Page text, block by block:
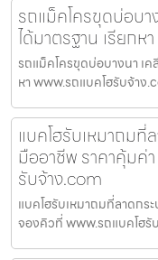
รถแม็คโครขุดบ่อบ
ได้มาตรฐาน เรียก
รถแม็คโครขุดบ่อบางนา เ
หา www.รถแบคโฮรับจ้าง
แบคโฮรับเหมาถมที่
มืออาชีพ ราคาคุ้มค่
รับจ้าง.com
แบคโฮรับเหมาถมที่ลาดกร
จองคิวที่ www.รถแบคโฮรั